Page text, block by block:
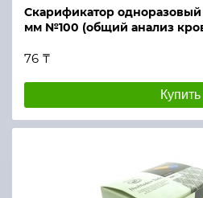
Скарификатор одноразовый
мм №100 (общий анализ
76 ₸
Купить